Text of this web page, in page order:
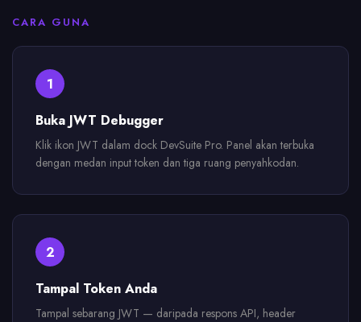
CARA GUNA
1
Buka JWT Debugger
Klik ikon JWT dalam dock DevSuite Pro. Panel akan terbuka
dengan medan input token dan tiga ruang penyahkodan.
2
Tampal Token Anda
Tampal sebarang JWT — daripada respons API, header